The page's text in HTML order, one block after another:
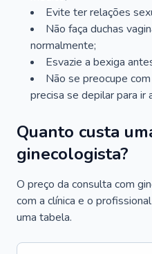
Evite ter relações
Não faça duchas
normalmente;
Esvazie a bexiga
Não se preocupe
precisa se depilar para ir
Quanto custa
ginecologista?
O preço da consulta com
com a clínica e o
uma tabela.